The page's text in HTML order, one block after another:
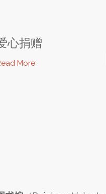
心捐赠
More"爱